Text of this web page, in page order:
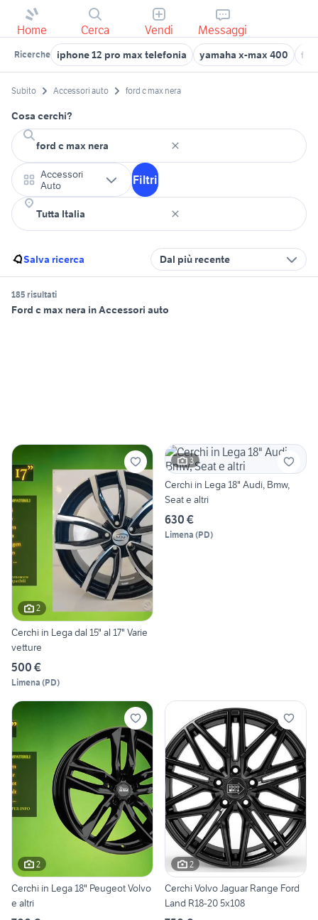
Home Cerca Vendi Messaggi
Ricerche iphone 12 pro max telefonia yamaha x-max 400
Subito Accessori auto ford c max nera
Cosa cerchi?
Accessori
Auto
Filtri
Salva ricerca Dal più recente
185 risultati
Ford c max nera in Accessori auto
2
Cerchi in Lega dal 15" al 17" Varie
vetture
500 €
Limena (PD)
3
Cerchi in Lega 18" Audi, Bmw,
Seat e altri
630 €
Limena (PD)
2
Cerchi in Lega 18" Peugeot Volvo
e altri
2
Cerchi Volvo Jaguar Range Ford
Land R18-20 5x108